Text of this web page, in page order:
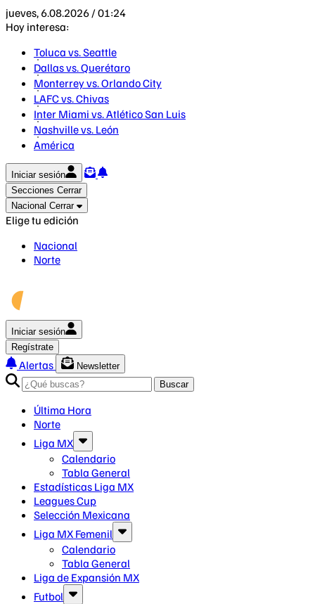
jueves, 6.08.2026 / 01:24
Hoy interesa:
Toluca vs. Seattle
Dallas vs. Querétaro
Monterrey vs. Orlando City
LAFC vs. Chivas
Inter Miami vs. Atlético San Luis
Nashville vs. León
América
Iniciar sesión
Secciones Cerrar
Nacional Cerrar
Elige tu edición
Nacional
Norte
Iniciar sesión
Regístrate
Alertas
Newsletter
Buscar
Última Hora
Norte
Liga MX
Calendario
Tabla General
Estadísticas Liga MX
Leagues Cup
Selección Mexicana
Liga MX Femenil
Calendario
Tabla General
Liga de Expansión MX
Futbol